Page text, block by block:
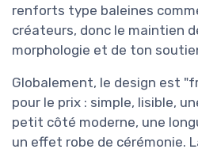
renforts type baleines
créateurs, donc le maintien
morphologie et de ton
Globalement, le design est
pour le prix : simple, lisible,
petit côté moderne, une
un effet robe de cérémonie.